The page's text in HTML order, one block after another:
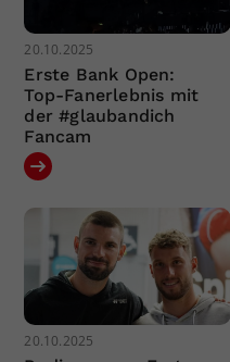
20.10.2025
Erste Bank Open:
Top-Fanerlebnis mit
der #glaubandich
Fancam
20.10.2025